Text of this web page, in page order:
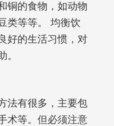
铜的食物，如动物
类等等。 均衡饮
好的生活习惯，对
。
法有很多，主要包
术等。但必须注意